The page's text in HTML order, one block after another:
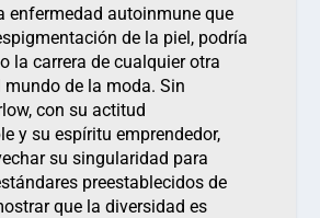
enfermedad autoinmune que
de la piel, podría
la carrera de cualquier otra
mundo de la moda. Sin
con su actitud
y su espíritu emprendedor,
su singularidad para
preestablecidos de
que la diversidad es